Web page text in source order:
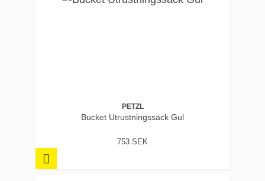
PETZL
Bucket Utrustningssäck Gul
753 SEK